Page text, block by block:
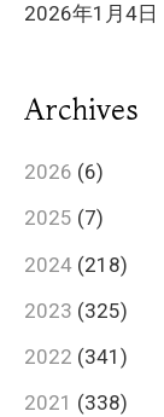
2026年1月4日
Archives
2026 (6)
2025 (7)
2024 (218)
2023 (325)
2022 (341)
2021 (338)